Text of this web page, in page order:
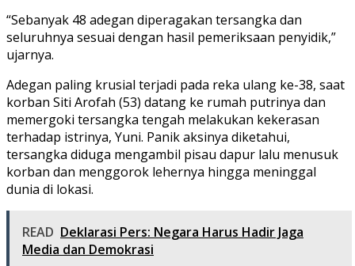
“Sebanyak 48 adegan diperagakan tersangka dan
seluruhnya sesuai dengan hasil pemeriksaan penyidik,”
ujarnya.
Adegan paling krusial terjadi pada reka ulang ke-38, saat
korban Siti Arofah (53) datang ke rumah putrinya dan
memergoki tersangka tengah melakukan kekerasan
terhadap istrinya, Yuni. Panik aksinya diketahui,
tersangka diduga mengambil pisau dapur lalu menusuk
korban dan menggorok lehernya hingga meninggal
dunia di lokasi.
READ Deklarasi Pers: Negara Harus Hadir Jaga
Media dan Demokrasi